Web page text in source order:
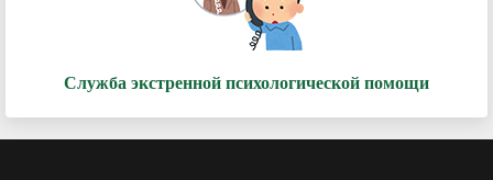
Служба экстренной психологической помощи